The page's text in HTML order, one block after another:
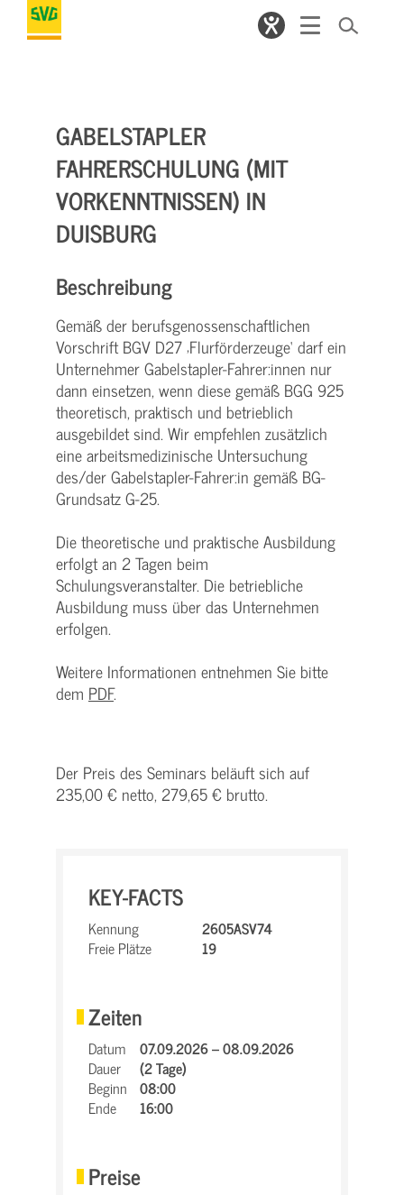
GABELSTAPLER
FAHRERSCHULUNG (MIT
VORKENNTNISSEN) IN
DUISBURG
Beschreibung
Gemäß der berufsgenossenschaftlichen
Vorschrift BGV D27 ‚Flurförderzeuge‘ darf ein
Unternehmer Gabelstapler-Fahrer:innen nur
dann einsetzen, wenn diese gemäß BGG 925
theoretisch, praktisch und betrieblich
ausgebildet sind. Wir empfehlen zusätzlich
eine arbeitsmedizinische Untersuchung
des/der Gabelstapler-Fahrer:in gemäß BG-
Grundsatz G-25.
Die theoretische und praktische Ausbildung
erfolgt an 2 Tagen beim
Schulungsveranstalter. Die betriebliche
Ausbildung muss über das Unternehmen
erfolgen.
Weitere Informationen entnehmen Sie bitte
dem PDF.
Der Preis des Seminars beläuft sich auf
235,00 € netto, 279,65 € brutto.
KEY-FACTS
Kennung
2605ASV74
Freie Plätze
19
Zeiten
Datum
07.09.2026 – 08.09.2026
Dauer
(2 Tage)
Beginn 08:00
Ende
16:00
Preise